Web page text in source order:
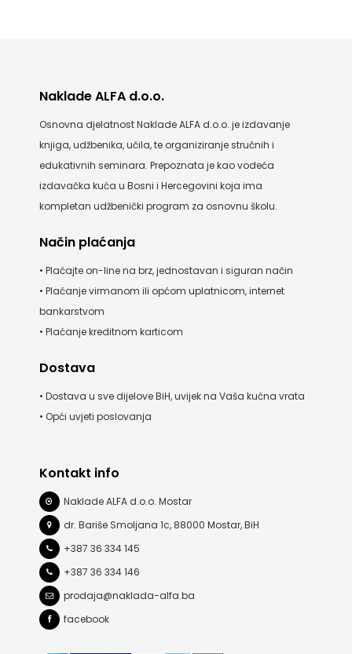
Naklade ALFA d.o.o.
Osnovna djelatnost Naklade ALFA d.o.o. je izdavanje
knjiga, udžbenika, učila, te organiziranje stručnih i
edukativnih seminara. Prepoznata je kao vodeća
izdavačka kuća u Bosni i Hercegovini koja ima
kompletan udžbenički program za osnovnu školu.
Način plaćanja
• Plaćajte on-line na brz, jednostavan i siguran način
• Plaćanje virmanom ili općom uplatnicom, internet
bankarstvom
• Plaćanje kreditnom karticom
Dostava
• Dostava u sve dijelove BiH, uvijek na Vaša kućna vrata
• Opći uvjeti poslovanja
Kontakt info
Naklade ALFA d.o.o. Mostar
dr. Bariše Smoljana 1c, 88000 Mostar, BiH
+387 36 334 145
+387 36 334 146
prodaja@naklada-alfa.ba
facebook